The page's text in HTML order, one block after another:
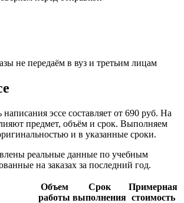
не передаём в вуз и третьим лицам
эссе составляет от 690 руб. На
предмет, объём и срок. Выполняем
и в указанные сроки.
реальные данные по учебным
на заказах за последний год.
Объем
работы
Срок
выполнения
Примерная
стоимость